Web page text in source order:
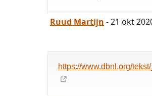
Ruud Martijn - 21 okt
https://www.dbnl.org/